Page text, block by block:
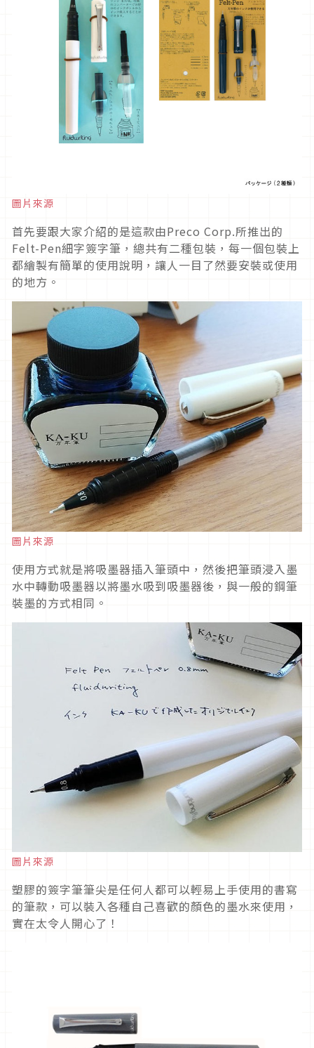
圖片來源
首先要跟大家介紹的是這款由Preco Corp.所推出的
Felt-Pen細字簽字筆，總共有二種包裝，每一個包裝上
都繪製有簡單的使用說明，讓人一目了然要安裝或使用
的地方。
圖片來源
使用方式就是將吸墨器插入筆頭中，然後把筆頭浸入墨
水中轉動吸墨器以將墨水吸到吸墨器後，與一般的鋼筆
裝墨的方式相同。
圖片來源
塑膠的簽字筆筆尖是任何人都可以輕易上手使用的書寫
的筆款，可以裝入各種自己喜歡的顏色的墨水來使用，
實在太令人開心了！